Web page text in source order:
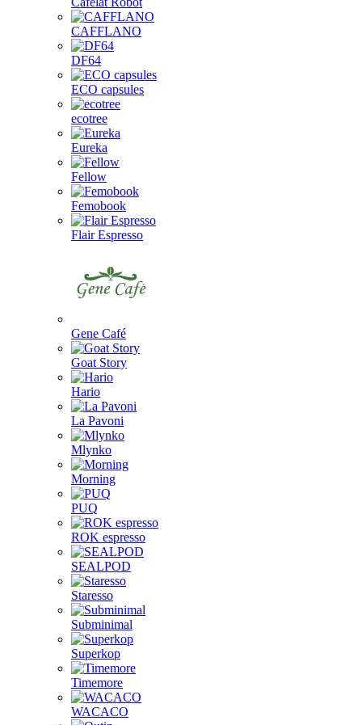
CAFFLANO
DF64
ECO capsules
ecotree
Eureka
Fellow
Femobook
Flair Espresso
Gene Café
Goat Story
Hario
La Pavoni
Mlynko
Morning
PUQ
ROK espresso
SEALPOD
Staresso
Subminimal
Superkop
Timemore
WACACO